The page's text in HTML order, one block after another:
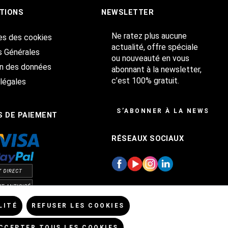
des cookies
Générales
des données
DE PAIEMENT
NEWSLETTER
Ne ratez plus aucune
actualité, offre spéciale
ou nouveauté en vous
abonnant à la newsletter,
c’est 100% gratuit.
S’ABONNER À LA
RÉSEAUX SOCIAUX
REFUSER LES COOKIES